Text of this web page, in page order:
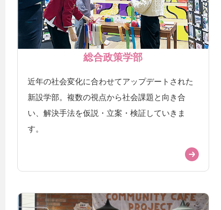
総合政策学部
近年の社会変化に合わせてアップデートされた
新設学部。複数の視点から社会課題と向き合
い、解決手法を仮説・立案・検証していきま
す。